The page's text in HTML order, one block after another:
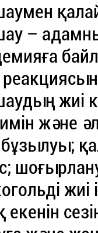
–
жиі
және